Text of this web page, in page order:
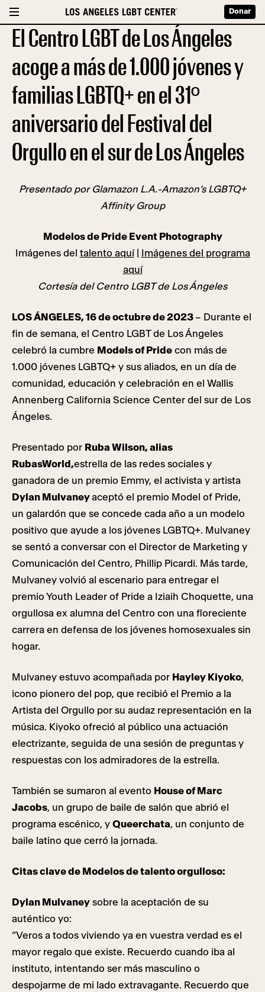
Donar
El Centro LGBT de Los Ángeles
acoge a más de 1.000 jóvenes y
familias LGBTQ+ en el 31º
aniversario del Festival del
Orgullo en el sur de Los Ángeles
Presentado por Glamazon L.A.-Amazon’s LGBTQ+
Affinity Group
Modelos de Pride Event Photography
Imágenes del talento aquí|
Imágenes del programa
aquí
Cortesía del Centro LGBT de Los Ángeles
LOS ÁNGELES, 16 de octubre de 2023 – Durante el
fin de semana, el Centro LGBT de Los Ángeles
celebró la cumbre Models of Pride con más de
1.000 jóvenes LGBTQ+ y sus aliados, en un día de
comunidad, educación y celebración en el Wallis
Annenberg California Science Center del sur de Los
Ángeles.
Presentado por Ruba Wilson, alias
RubasWorld,estrella de las redes sociales y
ganadora de un premio Emmy, el activista y artista
Dylan Mulvaneyaceptó el premio Model of Pride,
un galardón que se concede cada año a un modelo
positivo que ayude a los jóvenes LGBTQ+. Mulvaney
se sentó a conversar con el Director de Marketing y
Comunicación del Centro, Phillip Picardi. Más tarde,
Mulvaney volvió al escenario para entregar el
premio Youth Leader of Pride a Iziaih Choquette, una
orgullosa ex alumna del Centro con una floreciente
carrera en defensa de los jóvenes homosexuales sin
hogar.
Mulvaney estuvo acompañada por Hayley Kiyoko,
icono pionero del pop, que recibió el Premio a la
Artista del Orgullo por su audaz representación en la
música. Kiyoko ofreció al público una actuación
electrizante, seguida de una sesión de preguntas y
respuestas con los admiradores de la estrella.
También se sumaron al evento House of Marc
Jacobs, un grupo de baile de salón que abrió el
programa escénico, y Queerchata, un conjunto de
baile latino que cerró la jornada.
Citas clave de Modelos de talento orgulloso:
Dylan Mulvaney sobre la aceptación de su
auténtico yo:
“Veros a todos viviendo ya en vuestra verdad es el
mayor regalo que existe. Recuerdo cuando iba al
instituto, intentando ser más masculino o
despojarme de mi lado extravagante. Recuerdo que